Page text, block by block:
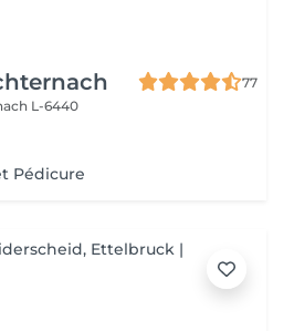
77
L-6440
Pédicure